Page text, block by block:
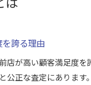
誇る理由
店が高い顧客満足度を
公正な査定にあります